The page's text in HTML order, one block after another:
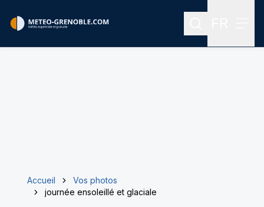
Rechercher
Accueil
Vos photos
journée ensoleillé et glaciale